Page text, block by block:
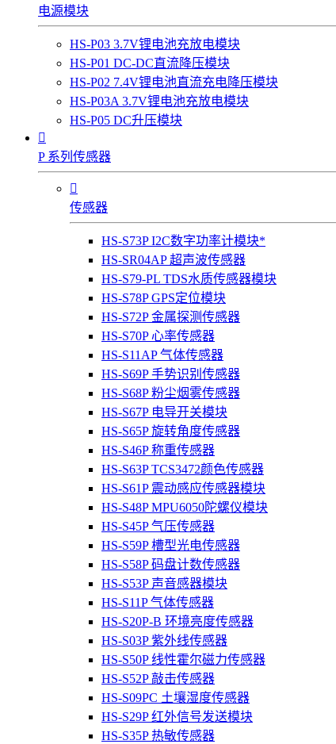
电源模块
HS-P03 3.7V锂电池充放电模块
HS-P01 DC-DC直流降压模块
HS-P02 7.4V锂电池直流充电降压模块
HS-P03A 3.7V锂电池充放电模块
HS-P05 DC升压模块

P 系列传感器

传感器
HS-S73P I2C数字功率计模块*
HS-SR04AP 超声波传感器
HS-S79-PL TDS水质传感器模块
HS-S78P GPS定位模块
HS-S72P 金属探测传感器
HS-S70P 心率传感器
HS-S11AP 气体传感器
HS-S69P 手势识别传感器
HS-S68P 粉尘烟雾传感器
HS-S67P 电导开关模块
HS-S65P 旋转角度传感器
HS-S46P 称重传感器
HS-S63P TCS3472颜色传感器
HS-S61P 震动感应传感器模块
HS-S48P MPU6050陀螺仪模块
HS-S45P 气压传感器
HS-S59P 槽型光电传感器
HS-S58P 码盘计数传感器
HS-S53P 声音感器模块
HS-S11P 气体传感器
HS-S20P-B 环境亮度传感器
HS-S03P 紫外线传感器
HS-S50P 线性霍尔磁力传感器
HS-S52P 敲击传感器
HS-S09PC 土壤湿度传感器
HS-S29P 红外信号发送模块
HS-S35P 热敏传感器